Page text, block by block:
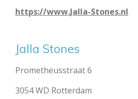
https://www.Jalla-Stones.nl
Jalla Stones
Prometheusstraat 6
3054 WD Rotterdam